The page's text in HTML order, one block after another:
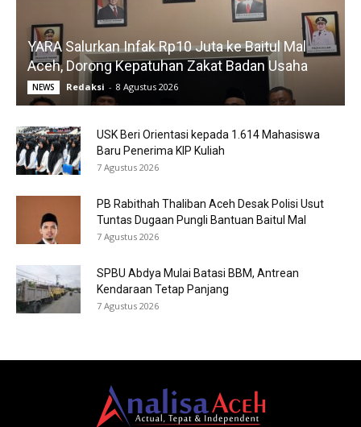
YARA Salurkan Infak Rp10 Juta ke Baitul Mal
Aceh, Dorong Kepatuhan Zakat Badan Usaha
NEWS Redaksi - 8 Agustus 2026
USK Beri Orientasi kepada 1.614 Mahasiswa
Baru Penerima KIP Kuliah
7 Agustus 2026
PB Rabithah Thaliban Aceh Desak Polisi Usut
Tuntas Dugaan Pungli Bantuan Baitul Mal
7 Agustus 2026
SPBU Abdya Mulai Batasi BBM, Antrean
Kendaraan Tetap Panjang
7 Agustus 2026